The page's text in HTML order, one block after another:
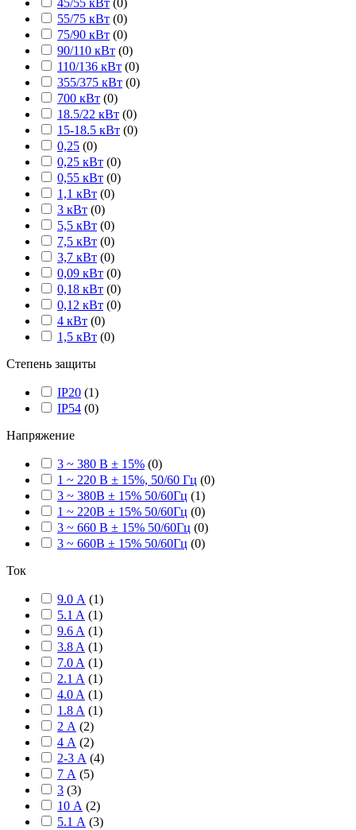
45/55 кВт (0)
55/75 кВт (0)
75/90 кВт (0)
90/110 кВт (0)
110/136 кВт (0)
355/375 кВт (0)
700 кВт (0)
18.5/22 кВт (0)
15-18.5 кВт (0)
0,25 (0)
0,25 кВт (0)
0,55 кВт (0)
1,1 кВт (0)
3 кВт (0)
5,5 кВт (0)
7,5 кВт (0)
3,7 кВт (0)
0,09 кВт (0)
0,18 кВт (0)
0,12 кВт (0)
4 кВт (0)
1,5 кВт (0)
Степень защиты
IP20 (1)
IP54 (0)
Напряжение
3 ~ 380 В ± 15% (0)
1 ~ 220 В ± 15%, 50/60 Гц (0)
3 ~ 380В ± 15% 50/60Гц (1)
1 ~ 220В ± 15% 50/60Гц (0)
3 ~ 660 В ± 15% 50/60Гц (0)
3 ~ 660В ± 15% 50/60Гц (0)
Ток
9.0 А (1)
5.1 A (1)
9.6 A (1)
3.8 A (1)
7.0 A (1)
2.1 A (1)
4.0 A (1)
1.8 A (1)
2 А (2)
4 А (2)
2-3 А (4)
7 А (5)
3 (3)
10 А (2)
5.1 А (3)